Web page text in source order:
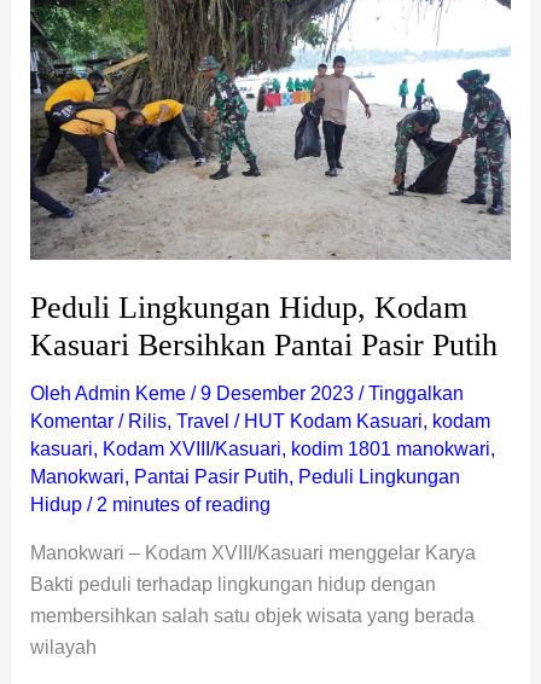
Peduli Lingkungan Hidup, Kodam
Kasuari Bersihkan Pantai Pasir Putih
Oleh Admin Keme /9 Desember 2023 /Tinggalkan
Komentar / Rilis, Travel / HUT Kodam Kasuari, kodam
kasuari, Kodam XVIII/Kasuari, kodim 1801 manokwari,
Manokwari, Pantai Pasir Putih, Peduli Lingkungan
Hidup/ 2 minutes of reading
Manokwari – Kodam XVIII/Kasuari menggelar Karya
Bakti peduli terhadap lingkungan hidup dengan
membersihkan salah satu objek wisata yang berada
wilayah
Lingkungan
Hidup,
Kodam
Kasuari
Bersihkan
Pantai
Pasir
Putih